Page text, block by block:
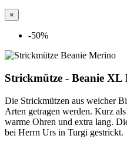
×
-50%
Strickmütze - Beanie XL
Die Strickmützen aus weicher
Arten getragen werden. Kurz
warme Ohren und extra lang.
bei Herrn Urs in Turgi gestrickt.